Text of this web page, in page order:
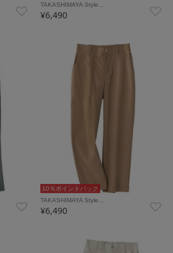
TAKASHIMAYA Style…
¥6,490
10％ポイントバック
TAKASHIMAYA Style…
¥6,490